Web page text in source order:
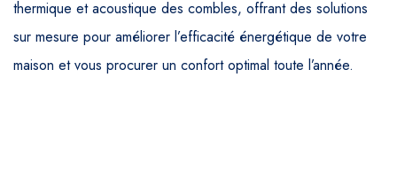
thermique et acoustique des combles, offrant des solutions
sur mesure pour améliorer l’efficacité énergétique de votre
maison et vous procurer un confort optimal toute l’année.